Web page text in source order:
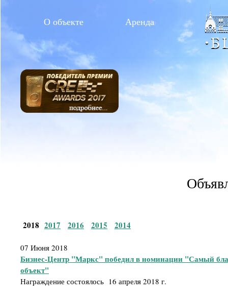
О объекте Аренда
2018 2017 2016 2015 2014
07 Июня 2018
Бизнес-Центр "Маркс" победил в номинации "Самый
объект"
Награждение состоялось 16 апреля 2018 г.